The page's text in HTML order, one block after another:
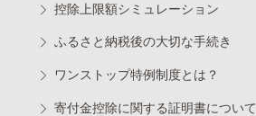
控除上限額シミュレーション
ふるさと納税後の大切な手続き
ワンストップ特例制度とは？
寄付金控除に関する証明書について